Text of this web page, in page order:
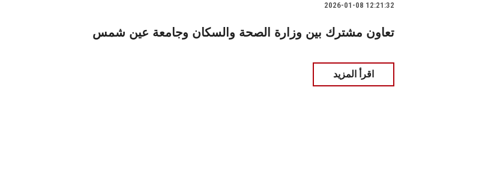
2026-01-08 12:21:32
تعاون مشترك بين وزارة الصحة والسكان وجامعة عين شمس
اقرأ المزيد